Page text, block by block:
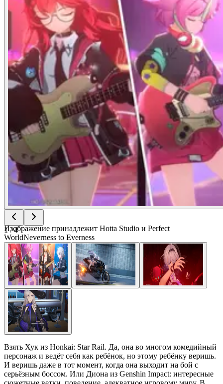
1/4
Изображение принадлежит Hotta Studio и Perfect
WorldNeverness to Everness
Взять Хук из Honkai: Star Rail. Да, она во многом комедийный
персонаж и ведёт себя как ребёнок, но этому ребёнку веришь.
И веришь даже в тот момент, когда она выходит на бой с
серьёзным боссом. Или Диона из Genshin Impact: интересные